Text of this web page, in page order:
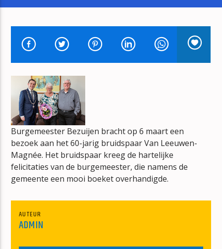
HUIDIG NUMMER
THE MIDDLE OF THE ROAD SHOW
HANS DE KNEGT
mz-radio
Burgemeester Bezuijen bracht op 6 maart een
bezoek aan het 60-jarig bruidspaar Van Leeuwen-
Magnée. Het bruidspaar kreeg de hartelijke
felicitaties van de burgemeester, die namens de
gemeente een mooi boeket overhandigde.
AUTEUR
ADMIN